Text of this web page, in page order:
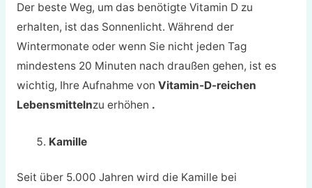
Der beste Weg, um das benötigte Vitamin D zu
erhalten, ist das Sonnenlicht. Während der
Wintermonate oder wenn Sie nicht jeden Tag
mindestens 20 Minuten nach draußen gehen, ist es
wichtig, Ihre Aufnahme von Vitamin-D-reichen
Lebensmittelnzu erhöhen .
Kamille
Seit über 5.000 Jahren wird die Kamille bei